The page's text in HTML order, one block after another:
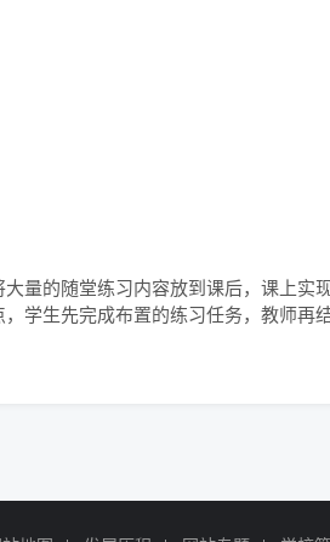
量的随堂练习内容放到课后，课上实
学生先完成布置的练习任务，教师再